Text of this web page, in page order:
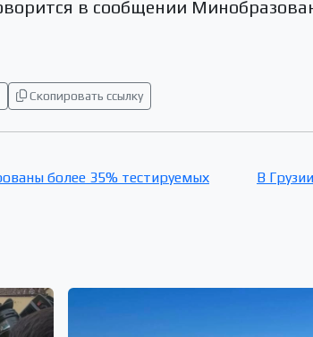
в сообщении
Скопировать ссылку
более 35% тестируемых В